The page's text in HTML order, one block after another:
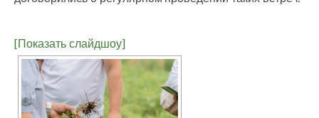
[Показать слайдшоу]